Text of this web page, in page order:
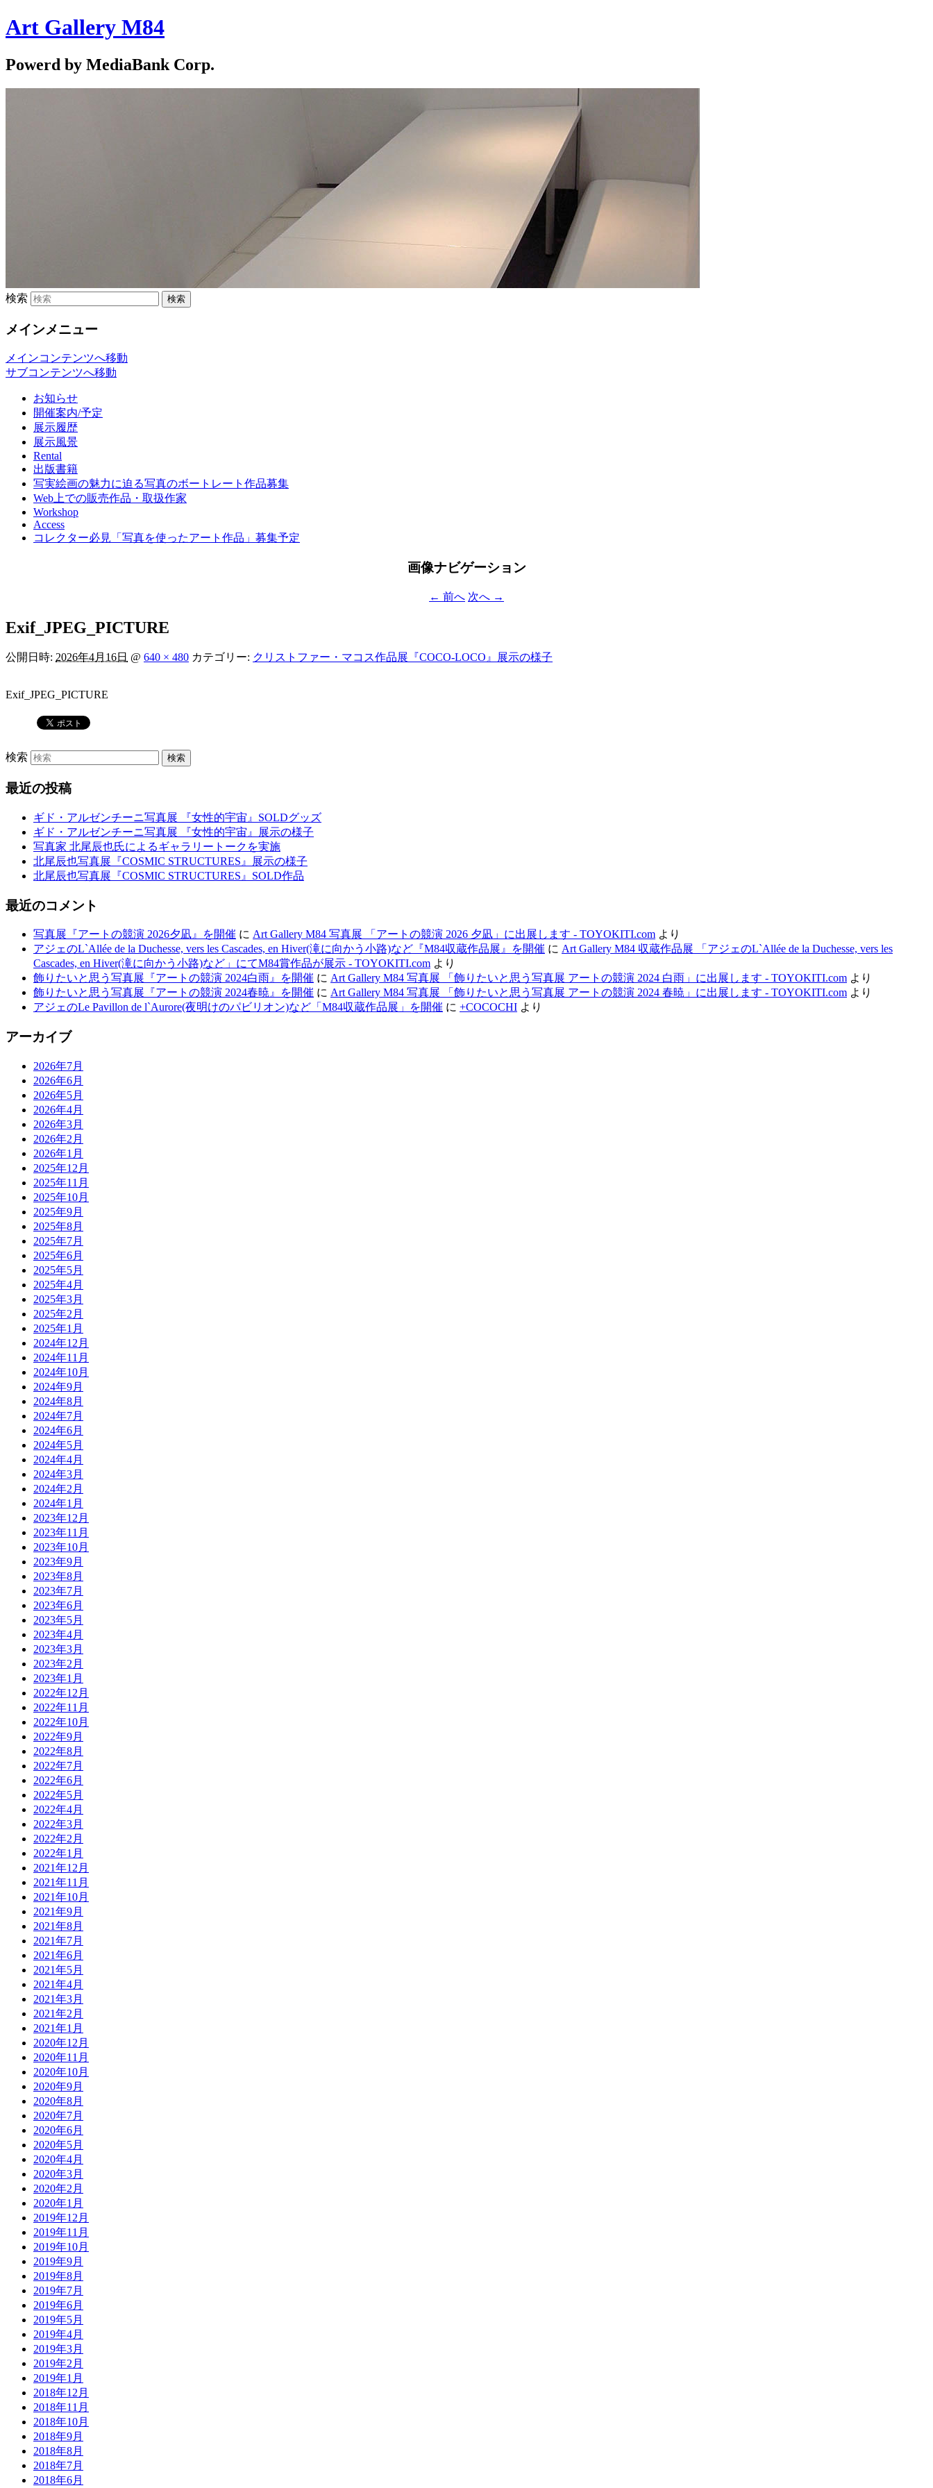
Art Gallery M84
Powerd by MediaBank Corp.
検索
メインメニュー
メインコンテンツへ移動
サブコンテンツへ移動
お知らせ
開催案内/予定
展示履歴
展示風景
Rental
出版書籍
写実絵画の魅力に迫る写真のボートレート作品募集
Web上での販売作品・取扱作家
Workshop
Access
コレクター必見「写真を使ったアート作品」募集予定
画像ナビゲーション
← 前へ 次へ →
Exif_JPEG_PICTURE
公開日時: 2026年4月16日 @ 640 × 480 カテゴリー: クリストファー・マコス作品展『COCO-LOCO』展示の様子
Exif_JPEG_PICTURE
検索
最近の投稿
ギド・アルゼンチーニ写真展 『女性的宇宙』SOLDグッズ
ギド・アルゼンチーニ写真展 『女性的宇宙』展示の様子
写真家 北尾辰也氏によるギャラリートークを実施
北尾辰也写真展『COSMIC STRUCTURES』展示の様子
北尾辰也写真展『COSMIC STRUCTURES』SOLD作品
最近のコメント
写真展『アートの競演 2026夕凪』を開催 に Art Gallery M84 写真展 「アートの競演 2026 夕凪」に出展します - TOYOKITI.com より
アジェのL`Allée de la Duchesse, vers les Cascades, en Hiver(滝に向かう小路)など『M84収蔵作品展』を開催 に Art Gallery M84 収蔵作品展 「アジェのL`Allée de la Duchesse, vers les
Cascades, en Hiver(滝に向かう小路)など」にてM84賞作品が展示 - TOYOKITI.com より
飾りたいと思う写真展『アートの競演 2024白雨』を開催 に Art Gallery M84 写真展 「飾りたいと思う写真展 アートの競演 2024 白雨」に出展します - TOYOKITI.com より
飾りたいと思う写真展『アートの競演 2024春暁』を開催 に Art Gallery M84 写真展 「飾りたいと思う写真展 アートの競演 2024 春暁」に出展します - TOYOKITI.com より
アジェのLe Pavillon de l`Aurore(夜明けのパビリオン)など「M84収蔵作品展」を開催 に +COCOCHI より
アーカイブ
2026年7月
2026年6月
2026年5月
2026年4月
2026年3月
2026年2月
2026年1月
2025年12月
2025年11月
2025年10月
2025年9月
2025年8月
2025年7月
2025年6月
2025年5月
2025年4月
2025年3月
2025年2月
2025年1月
2024年12月
2024年11月
2024年10月
2024年9月
2024年8月
2024年7月
2024年6月
2024年5月
2024年4月
2024年3月
2024年2月
2024年1月
2023年12月
2023年11月
2023年10月
2023年9月
2023年8月
2023年7月
2023年6月
2023年5月
2023年4月
2023年3月
2023年2月
2023年1月
2022年12月
2022年11月
2022年10月
2022年9月
2022年8月
2022年7月
2022年6月
2022年5月
2022年4月
2022年3月
2022年2月
2022年1月
2021年12月
2021年11月
2021年10月
2021年9月
2021年8月
2021年7月
2021年6月
2021年5月
2021年4月
2021年3月
2021年2月
2021年1月
2020年12月
2020年11月
2020年10月
2020年9月
2020年8月
2020年7月
2020年6月
2020年5月
2020年4月
2020年3月
2020年2月
2020年1月
2019年12月
2019年11月
2019年10月
2019年9月
2019年8月
2019年7月
2019年6月
2019年5月
2019年4月
2019年3月
2019年2月
2019年1月
2018年12月
2018年11月
2018年10月
2018年9月
2018年8月
2018年7月
2018年6月